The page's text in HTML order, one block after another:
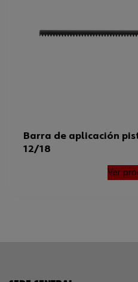
Barra de aplicación
12/18
Ver